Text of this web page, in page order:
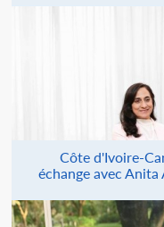
Côte d'Ivoire-
échange avec